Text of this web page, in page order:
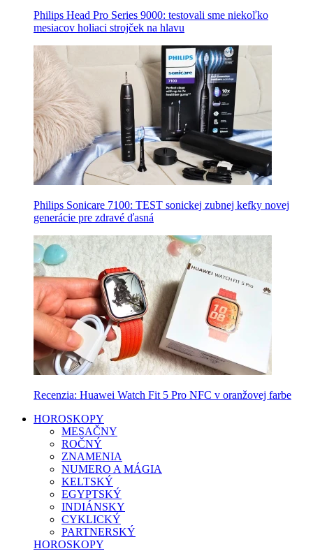
Philips Head Pro Series 9000: testovali sme niekoľko
mesiacov holiaci strojček na hlavu
Philips Sonicare 7100: TEST sonickej zubnej kefky novej
generácie pre zdravé ďasná
Recenzia: Huawei Watch Fit 5 Pro NFC v oranžovej farbe
HOROSKOPY
MESAČNY
ROČNÝ
ZNAMENIA
NUMERO A MÁGIA
KELTSKÝ
EGYPTSKÝ
INDIÁNSKY
CYKLICKÝ
PARTNERSKÝ
HOROSKOPY